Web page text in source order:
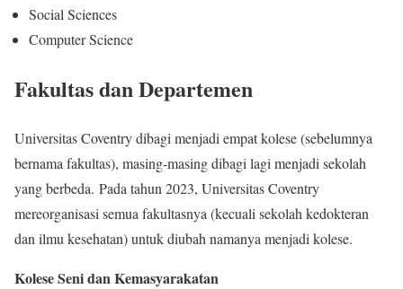
Social Sciences
Computer Science
Fakultas dan Departemen
Universitas Coventry dibagi menjadi empat kolese (sebelumnya
bernama fakultas), masing-masing dibagi lagi menjadi sekolah
yang berbeda. Pada tahun 2023, Universitas Coventry
mereorganisasi semua fakultasnya (kecuali sekolah kedokteran
dan ilmu kesehatan) untuk diubah namanya menjadi kolese.
Kolese Seni dan Kemasyarakatan